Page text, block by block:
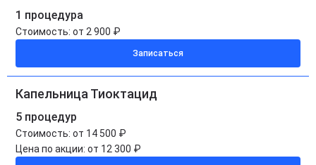
1 процедура
Стоимость: от 2 900 ₽
Записаться
Капельница Тиоктацид
5 процедур
Стоимость: от 14 500 ₽
Цена по акции: от 12 300 ₽